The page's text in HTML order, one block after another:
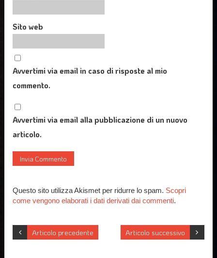
Sito web
Avvertimi via email in caso di risposte al mio
commento.
Avvertimi via email alla pubblicazione di un nuovo
articolo.
Questo sito utilizza Akismet per ridurre lo spam. Scopri
come vengono elaborati i dati derivati dai commenti.
Articolo successivo
Articolo precedente